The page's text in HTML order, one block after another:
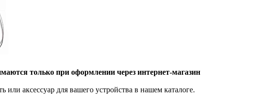
только при оформлении через интернет-магазин
или аксессуар для вашего устройства в нашем каталоге.